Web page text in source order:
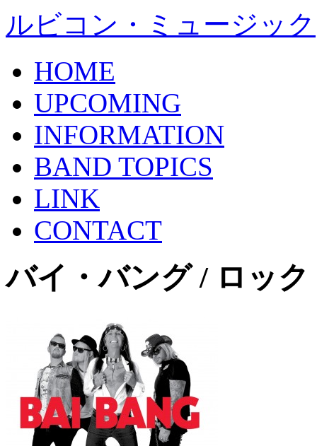
ルビコン・ミュージック
HOME
UPCOMING
INFORMATION
BAND TOPICS
LINK
CONTACT
バイ・バング / ロッ